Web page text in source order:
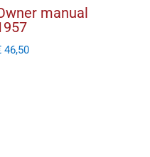
manual
46,50